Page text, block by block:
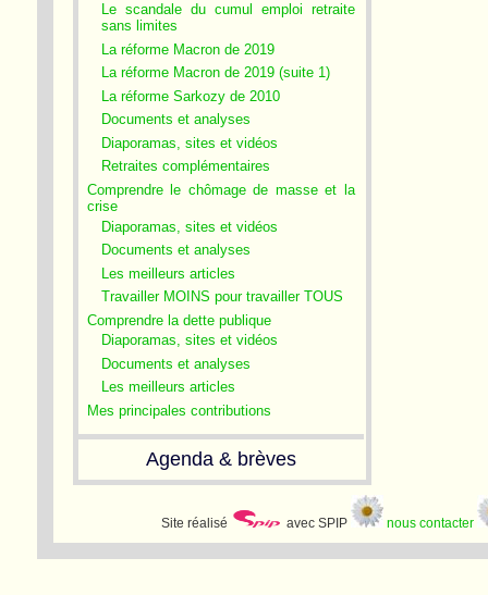
Le scandale du cumul emploi retraite
sans limites
La réforme Macron de 2019
La réforme Macron de 2019 (suite 1)
La réforme Sarkozy de 2010
Documents et analyses
Diaporamas, sites et vidéos
Retraites complémentaires
Comprendre le chômage de masse et la
crise
Diaporamas, sites et vidéos
Documents et analyses
Les meilleurs articles
Travailler MOINS pour travailler TOUS
Comprendre la dette publique
Diaporamas, sites et vidéos
Documents et analyses
Les meilleurs articles
Mes principales contributions
Agenda & brèves
Site réalisé avec SPIP nous contacter